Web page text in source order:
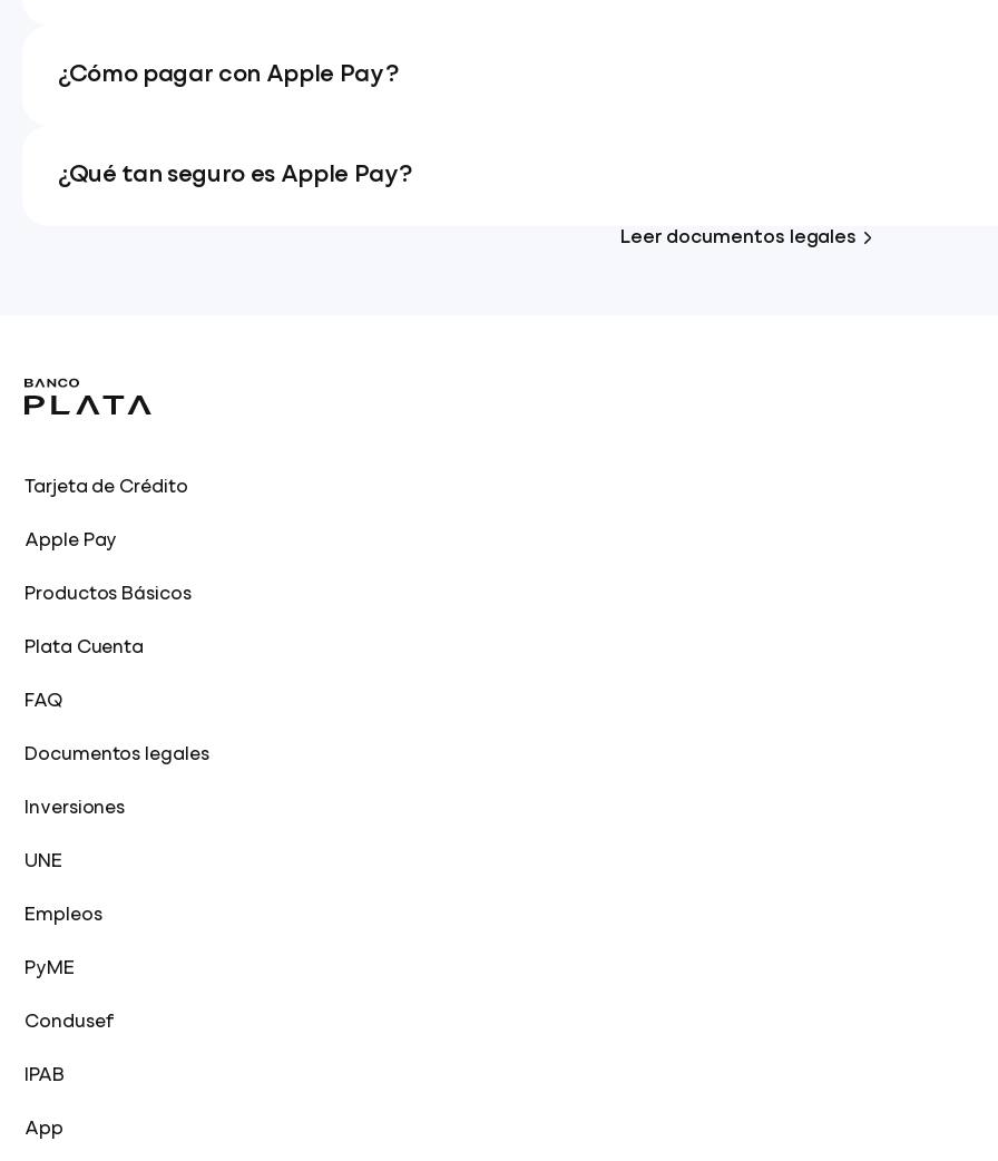
¿Cómo pagar con Apple Pay?
¿Qué tan seguro es Apple Pay?
Leer documentos legales
Tarjeta de Crédito
Apple Pay
Productos Básicos
Plata Cuenta
FAQ
Documentos legales
Inversiones
UNE
Empleos
PyME
Condusef
IPAB
App